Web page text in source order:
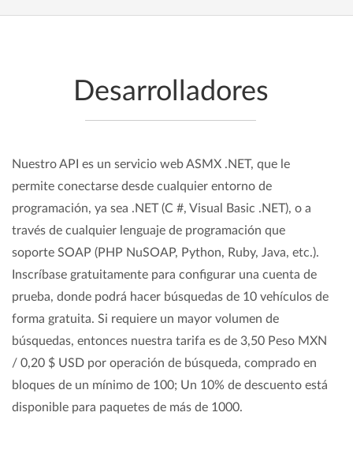
Desarrolladores
Nuestro API es un servicio web ASMX .NET, que le
permite conectarse desde cualquier entorno de
programación, ya sea .NET (C #, Visual Basic .NET), o a
través de cualquier lenguaje de programación que
soporte SOAP (PHP NuSOAP, Python, Ruby, Java, etc.).
Inscríbase gratuitamente para configurar una cuenta de
prueba, donde podrá hacer búsquedas de 10 vehículos de
forma gratuita. Si requiere un mayor volumen de
búsquedas, entonces nuestra tarifa es de 3,50 Peso MXN
/ 0,20 $ USD por operación de búsqueda, comprado en
bloques de un mínimo de 100; Un 10% de descuento está
disponible para paquetes de más de 1000.